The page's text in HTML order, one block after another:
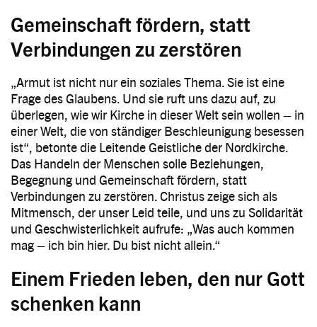
Gemeinschaft fördern, statt
Verbindungen zu zerstören
„Armut ist nicht nur ein soziales Thema. Sie ist eine
Frage des Glaubens. Und sie ruft uns dazu auf, zu
überlegen, wie wir Kirche in dieser Welt sein wollen – in
einer Welt, die von ständiger Beschleunigung besessen
ist“, betonte die Leitende Geistliche der Nordkirche.
Das Handeln der Menschen solle Beziehungen,
Begegnung und Gemeinschaft fördern, statt
Verbindungen zu zerstören. Christus zeige sich als
Mitmensch, der unser Leid teile, und uns zu Solidarität
und Geschwisterlichkeit aufrufe: „Was auch kommen
mag – ich bin hier. Du bist nicht allein.“
Einem Frieden leben, den nur Gott
schenken kann